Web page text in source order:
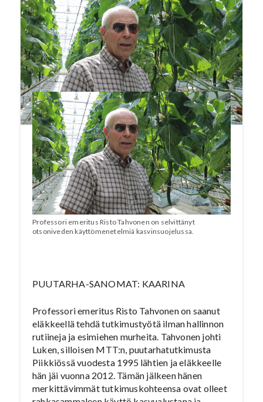
ratkaistu otsonin käyttömenetelmiä
kasvinsuojelussa. Otsonivesi on haitaton
torjuntamenetelmä, sillä otsoni hajoaa hapeksi.
Lue artikkeli Puutarha-Sanomat -lehden
numerosta 6/2021. Katso video otsonivedestä
ja muista Tahvosen tutkimuksista.
Professori emeritus Risto Tahvonen on selvittänyt
otsoniveden käyttömenetelmiä kasvinsuojelussa.
PUUTARHA-SANOMAT: KAARINA
Professori emeritus Risto Tahvonen on saanut
eläkkeellä tehdä tutkimustyötä ilman hallinnon
rutiineja ja esimiehen murheita. Tahvonen johti
Luken, silloisen MTT:n, puutarhatutkimusta
Piikkiössä vuodesta 1995 lähtien ja eläkkeelle
hän jäi vuonna 2012. Tämän jälkeen hänen
merkittävimmät tutkimuskohteensa ovat olleet